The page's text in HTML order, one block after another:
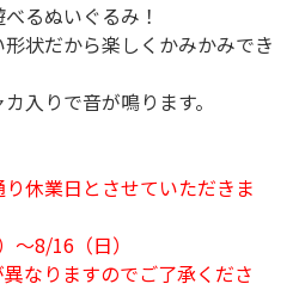
るぬいぐるみ！
状だから楽しくかみかみでき
入りで音が鳴ります。
休業日とさせていただきま
～8/16（日）
なりますのでご了承くださ